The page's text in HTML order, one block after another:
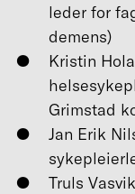
leder for
demens)
Kristin
Grimstad
Jan Erik
Truls